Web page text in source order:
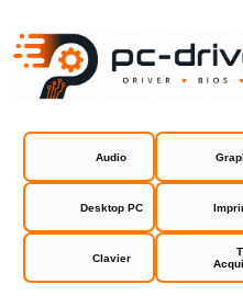
Audio
Desktop PC
Clavier
S3